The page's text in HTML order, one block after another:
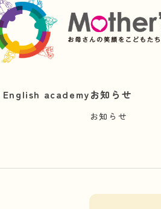
English academyお知らせ
お知らせ